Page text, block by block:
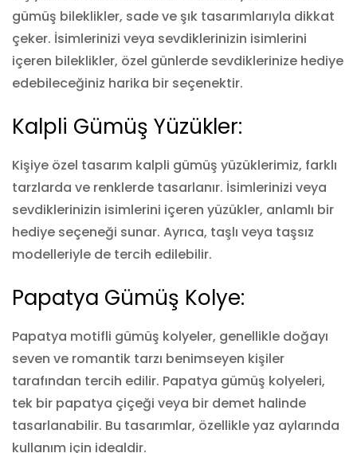
gümüş bileklikler, sade ve şık tasarımlarıyla dikkat
çeker. İsimlerinizi veya sevdiklerinizin isimlerini
içeren bileklikler, özel günlerde sevdiklerinize hediye
edebileceğiniz harika bir seçenektir.
Kalpli Gümüş Yüzükler:
Kişiye özel tasarım kalpli gümüş yüzüklerimiz, farklı
tarzlarda ve renklerde tasarlanır. İsimlerinizi veya
sevdiklerinizin isimlerini içeren yüzükler, anlamlı bir
hediye seçeneği sunar. Ayrıca, taşlı veya taşsız
modelleriyle de tercih edilebilir.
Papatya Gümüş Kolye:
Papatya motifli gümüş kolyeler, genellikle doğayı
seven ve romantik tarzı benimseyen kişiler
tarafından tercih edilir. Papatya gümüş kolyeleri,
tek bir papatya çiçeği veya bir demet halinde
tasarlanabilir. Bu tasarımlar, özellikle yaz aylarında
kullanım için idealdir.